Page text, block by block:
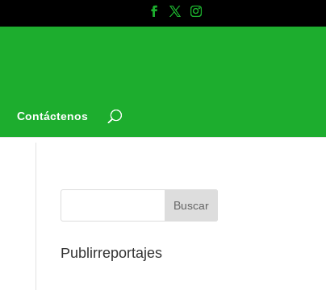
Contáctenos
Publirreportajes